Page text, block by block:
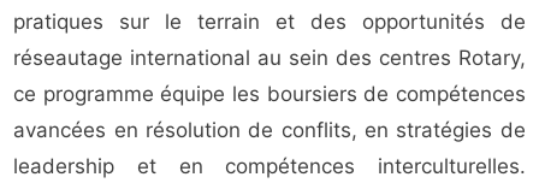
pratiques sur le terrain et des opportunités de
réseautage international au sein des centres Rotary,
ce programme équipe les boursiers de compétences
avancées en résolution de conflits, en stratégies de
leadership et en compétences interculturelles.